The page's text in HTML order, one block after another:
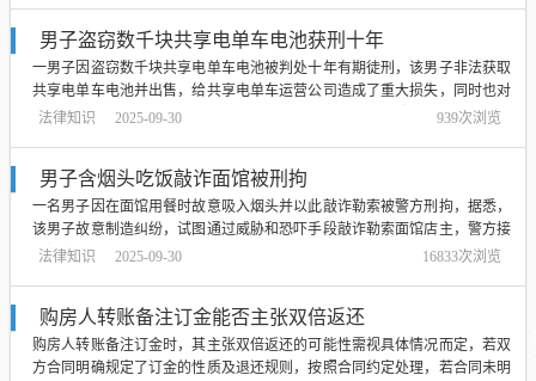
男子盗窃数千块共享电单车电池获刑十年
一男子因盗窃数千块共享电单车电池被判处十年有期徒刑，该男子非法获取
共享电单车电池并出售，给共享电单车运营公司造成了重大损失，同时也对
社会公共安全造成了潜在威胁，此案判决彰显了法律对于破坏公共设施行为
法律知识 2025-09-30 939次浏览
男子含烟头吃饭敲诈面馆被刑拘
一名男子因在面馆用餐时故意吸入烟头并以此敲诈勒索被警方刑拘，据悉，
该男子故意制造纠纷，试图通过威胁和恐吓手段敲诈勒索面馆店主，警方接
到报警后迅速展开调查，并将该男子控制，事件提醒广大市民，要遵守法律
法律知识 2025-09-30 16833次浏览
购房人转账备注订金能否主张双倍返还
购房人转账备注订金时，其主张双倍返还的可能性需视具体情况而定，若双
方合同明确规定了订金的性质及退还规则，按照合同约定处理，若合同未明